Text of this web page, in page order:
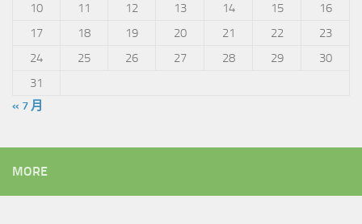
10
11 12 13 14 15
16
17
18 19 20 21 22
23
24
25 26 27 28 29
30
31
« 7 月
MORE